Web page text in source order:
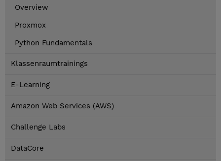
Overview
Proxmox
Python Fundamentals
Klassenraumtrainings
E-Learning
Amazon Web Services (AWS)
Challenge Labs
DataCore